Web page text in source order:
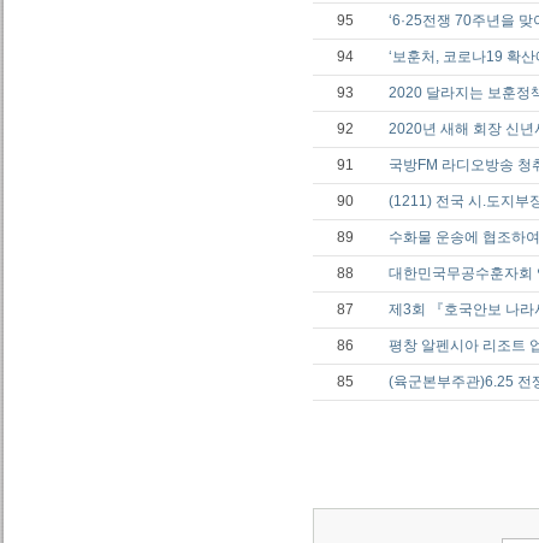
95 ‘6·25전쟁 70주년을
94 ‘보훈처, 코로나19 확
93 2020 달라지는 보훈정
92 2020년 새해 회장 신년
91 국방FM 라디오방송 청
90 (1211) 전국 시.도지부
89 수화물 운송에 협조하
88 대한민국무공수훈자회
87 제3회 『호국안보 나
86 평창 알펜시아 리조트
85 (육군본부주관)6.25 전